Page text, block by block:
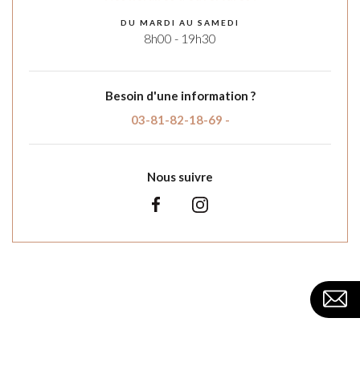
DU MARDI AU SAMEDI
8h00 - 19h30
Besoin d'une information ?
03-81-82-18-69 -
Nous suivre